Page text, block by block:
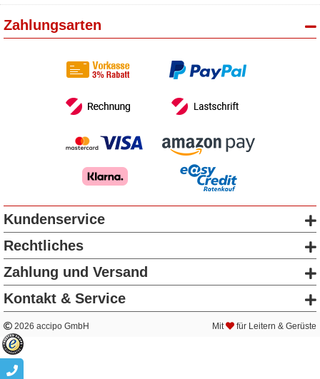
Zahlungsarten
Kundenservice
Rechtliches
Zahlung und Versand
Kontakt & Service
2026 accipo GmbH Mit für Leitern & Gerüste